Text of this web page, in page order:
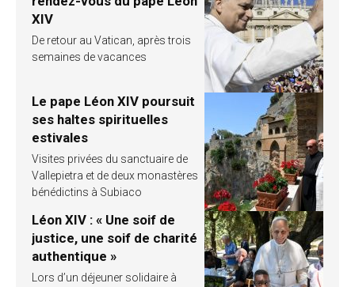
XIV
De retour au Vatican, après trois
semaines de vacances
Le pape Léon XIV poursuit
ses haltes spirituelles
estivales
Visites privées du sanctuaire de
Vallepietra et de deux monastères
bénédictins à Subiaco
Léon XIV : « Une soif de
justice, une soif de charité
authentique »
Lors d’un déjeuner solidaire à